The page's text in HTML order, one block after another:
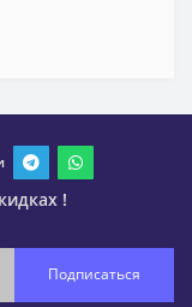
!
Подписаться